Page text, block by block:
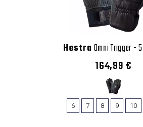
Hestra Omni Trigger -
164,99 €
6 7 8 9 10